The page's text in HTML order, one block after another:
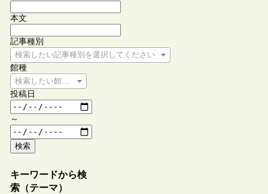
本文
記事種別
検索したい記事種別を選択してください
館種
検索したい館種を選択してください
投稿日
～
検索
キーワードから検
索（テーマ）